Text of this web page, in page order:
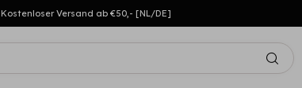
Kostenloser Versand ab €50,- [NL/DE]